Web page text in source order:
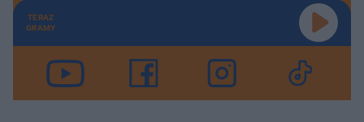
TERAZ
GRAMY